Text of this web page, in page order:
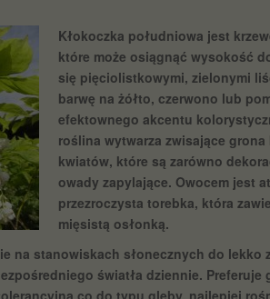
Kłokoczka południowa jest
które może osiągnąć wysokość
się pięciolistkowymi, zielonymi
barwę na żółto, czerwono lub
efektownego akcentu
roślina wytwarza zwisające
kwiatów, które są zarówno
owady zapylające. Owocem jest
przezroczysta torebka, która
mięsistą osłonką.
na stanowiskach słonecznych do lekko
światła dziennie. Preferuje
co do typu gleby, najlepiej